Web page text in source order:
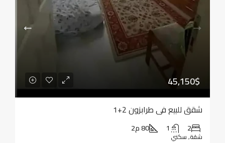
45,150$
شقق للبيع في طرابزون 2+1
2
1 80 م2
شقة, سكني